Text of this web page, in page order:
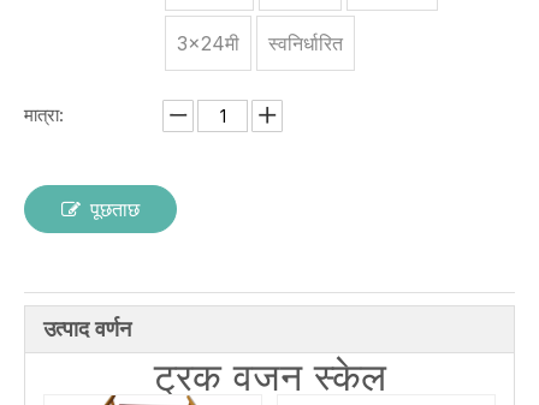
3x24मी स्वनिर्धारित
मात्रा:
पूछताछ
उत्पाद वर्णन
ट्रक वजन स्केल